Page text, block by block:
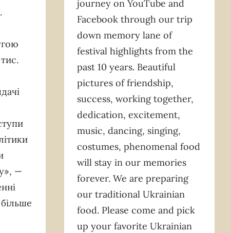
—
journey on YouTube and
Facebook through our trip
down memory lane of
festival highlights from the
past 10 years. Beautiful
pictures of friendship,
success, working together,
dedication, excitement,
music, dancing, singing,
costumes, phenomenal food
will stay in our memories
forever. We are preparing
our traditional Ukrainian
food. Please come and pick
up your favorite Ukrainian